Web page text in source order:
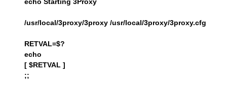
/usr/local/3proxy/3proxy /usr/local/3proxy/3proxy.cfg
RETVAL=$?
echo
[ $RETVAL ]
;;